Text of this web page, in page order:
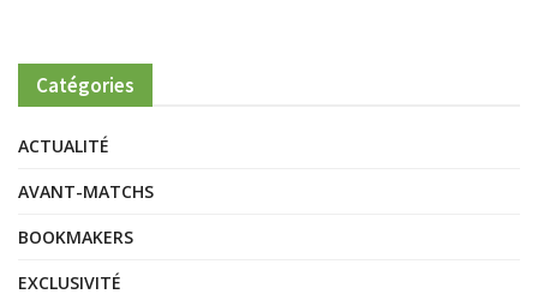
Catégories
ACTUALITÉ
AVANT-MATCHS
BOOKMAKERS
EXCLUSIVITÉ